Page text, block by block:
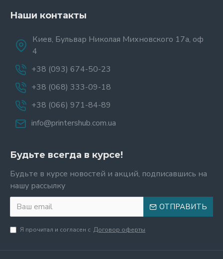
Наши контакты
Киев, Бульвар Николая Михновского 17а, оф
4
+38 (093) 674-50-23
+38 (068) 333-09-18
+38 (066) 971-84-89
info@printershub.com.ua
Будьте всегда в курсе!
Будьте в курсе новостей и акций, подписавшись на
нашу рассылку
ОТПРАВИТЬ
Я прочитал и согласен с Договор оферты